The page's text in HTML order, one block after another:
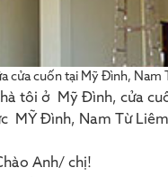
cửa cuốn tại Mỹ Đình, Nam
tôi ở Mỹ Đình, cửa
MỸ Đình, Nam Từ Liêm
Anh/ chị!